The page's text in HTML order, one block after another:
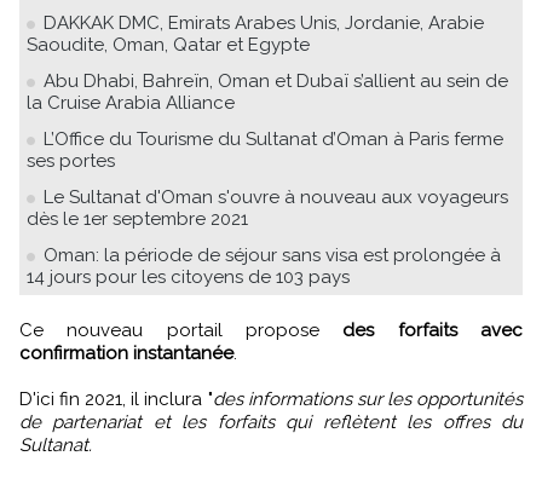
DAKKAK DMC, Emirats Arabes Unis, Jordanie, Arabie
Saoudite, Oman, Qatar et Egypte
Abu Dhabi, Bahreïn, Oman et Dubaï s’allient au sein de
la Cruise Arabia Alliance
L’Office du Tourisme du Sultanat d’Oman à Paris ferme
ses portes
Le Sultanat d'Oman s'ouvre à nouveau aux voyageurs
dès le 1er septembre 2021
Oman: la période de séjour sans visa est prolongée à
14 jours pour les citoyens de 103 pays
Ce nouveau portail propose des forfaits avec
confirmation instantanée.
D'ici fin 2021, il inclura "des informations sur les opportunités
de partenariat et les forfaits qui reflètent les offres du
Sultanat.